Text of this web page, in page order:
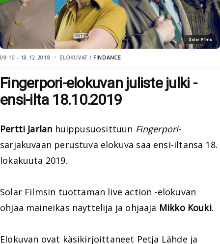
Solar Films
09:10 - 18.12.2018 ELOKUVAT / FINDANCE
Fingerpori-elokuvan juliste julki -
ensi-ilta 18.10.2019
Pertti Jarlan huippusuosittuun Fingerpori-
sarjakuvaan perustuva elokuva saa ensi-iltansa 18.
lokakuuta 2019.
Solar Filmsin tuottaman live action -elokuvan
ohjaa maineikas näyttelijä ja ohjaaja Mikko Kouki.
Elokuvan ovat käsikirjoittaneet Petja Lähde ja